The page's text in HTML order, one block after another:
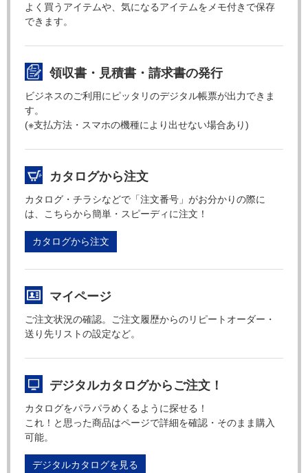
よく買うアイテムや、気になるアイテムをメモ付きで保存
できます。
領収書・見積書・請求書の発行
ビジネスのご利用にピッタリのデジタル帳票が出力できま
す。
(※支払方法・スマホの機種により出せない場合あり)
カタログから注文
カタログ・チラシなどで「注文番号」がお分かりの際に
は、こちらから簡単・スピーディに注文！
カタログから注文
マイページ
ご注文状況の確認。ご注文履歴からのリピートオーダー・
送り先リストの設定など。
デジタルカタログからご注文！
カタログをパラパラめくるように探せる！
これ！と思った商品はページで詳細を確認・そのまま購入
可能。
デジタルカタログを見る